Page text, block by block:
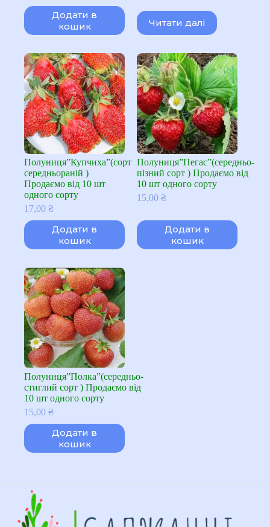
Додати в
кошик
Читати далі
Полуниця”Купчиха”(сорт
середньораній )
Продаємо від 10 шт
одного сорту
17,00 ₴
Додати в
кошик
Полуниця”Пегас”(середньо-
пізний сорт ) Продаємо від
10 шт одного сорту
15,00₴
Додати в
кошик
Полуниця”Полка”(середньо-
стиглий сорт ) Продаємо від
10 шт одного сорту
15,00 ₴
Додати в
кошик